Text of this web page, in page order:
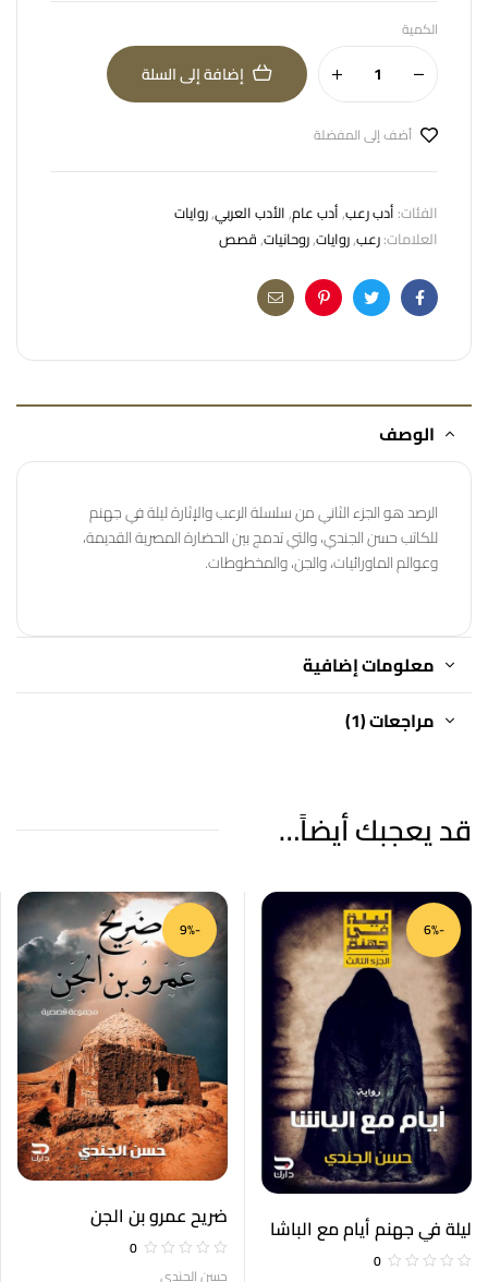
الكمية
إضافة إلى السلة
أضف إلى المفضلة
الفئات: أدب رعب,أدب عام,الأدب العربي,روايات
العلامات:رعب,روايات,روحانيات,قصص
Facebook
Twitter
Pinterest
Email
الوصف
الرصد هو الجزء الثاني من سلسلة الرعب والإثارة ليلة في جهنم
للكاتب حسن الجندي، والتي تدمج بين الحضارة المصرية القديمة،
وعوالم الماورائيات، والجن، والمخطوطات.
معلومات إضافية
مراجعات (1)
قد يعجبك أيضاً…
-6%
ليلة في جهنم أيام مع الباشا
الجزء الثالث 0
-9%
ضريح عمرو بن الجن
0
حسن الجندي